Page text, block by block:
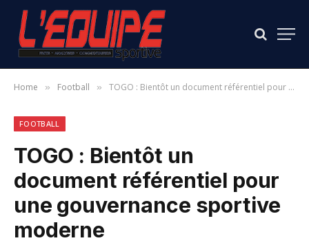
Home » Football » TOGO : Bientôt un document référentiel pour une gouvernance sportive moderne
FOOTBALL
TOGO : Bientôt un
document référentiel pour
une gouvernance sportive
moderne